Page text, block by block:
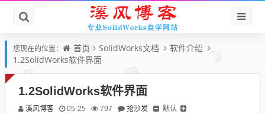
您现在的位置： 首页 SolidWorks文档
软件介绍
1.2SolidWorks软件界面
1.2SolidWorks软件界面
溪风博客 05-25 797 抢沙发 默认